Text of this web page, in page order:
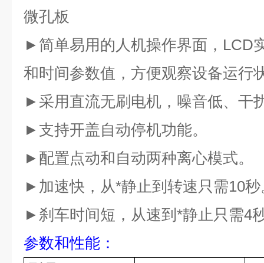
微孔板
►简单易用的人机操作界面，LCD
和时间参数值，方便观察设备运行
►采用直流无刷电机，噪音低、干
►支持开盖自动停机功能。
►配置点动和自动两种离心模式。
►加速快，从*静止到转速只需10秒
►刹车时间短，从速到*静止只需4
参数和性能 ：